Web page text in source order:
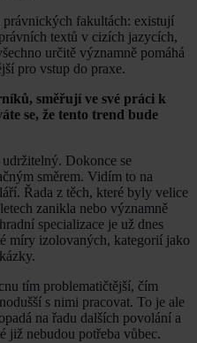
právnických fakultách: existují
textů v cizích jazycích,
určitě významně pomáhá
pro vstup do praxe.
směřují ve své práci k
se, že tento trend bude
Dokonce se
směrem. Vidím to na
Řada z těch, které byly velice
zanikla nebo významně
specializace je už dnes
míry izolovaných, kategorií jako
tím problematičtější, čím
s nimi pracovat. To je ale
na řadu dalších povolání a
již nebudou potřeba vůbec.